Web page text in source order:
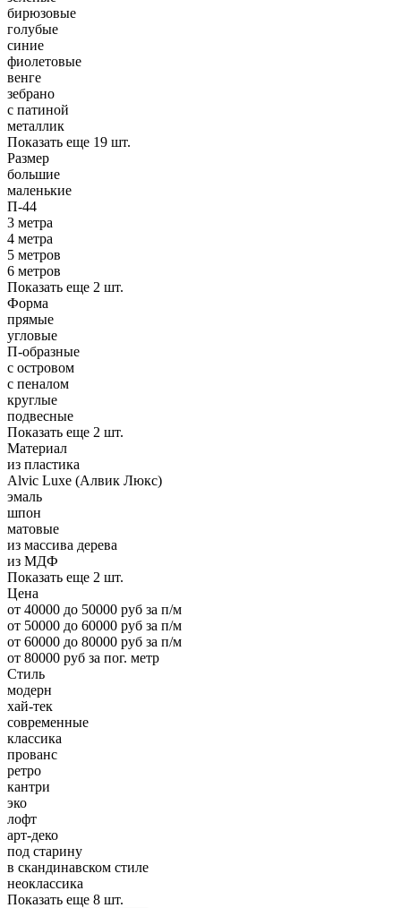
бирюзовые
голубые
синие
фиолетовые
венге
зебрано
с патиной
металлик
Показать еще 19 шт.
Размер
большие
маленькие
П-44
3 метра
4 метра
5 метров
6 метров
Показать еще 2 шт.
Форма
прямые
угловые
П-образные
с островом
с пеналом
круглые
подвесные
Показать еще 2 шт.
Материал
из пластика
Alvic Luxe (Алвик Люкс)
эмаль
шпон
матовые
из массива дерева
из МДФ
Показать еще 2 шт.
Цена
от 40000 до 50000 руб за п/м
от 50000 до 60000 руб за п/м
от 60000 до 80000 руб за п/м
от 80000 руб за пог. метр
Стиль
модерн
хай-тек
современные
классика
прованс
ретро
кантри
эко
лофт
арт-деко
под старину
в скандинавском стиле
неоклассика
Показать еще 8 шт.